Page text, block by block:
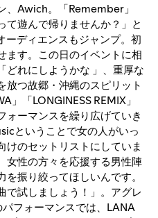
、Awich。「Remember」
て遊んで帰りませんか？」と
ディエンスもジャンプ。初
ます。この日のイベントに相
どれにしようかな 」、重厚な
放つ故郷・沖縄のスピリット
」「LONGINESS REMIX」
ォーマンスを繰り広げていき
ということで女の人がいっ
けのセットリストにしていま
女性の方々を応援する男性陣
振り絞ってほしいんです。
で試しましょう！」。アグレ
フォーマンスでは、LANA